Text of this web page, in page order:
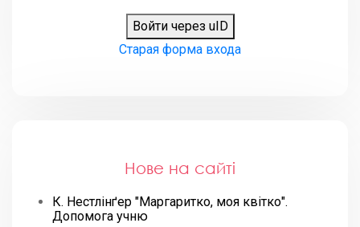
Войти через uID
Старая форма входа
Нове на сайті
К. Нестлінґер "Маргаритко, моя квітко".
Допомога учню